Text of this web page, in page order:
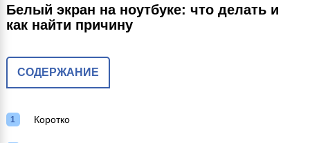
Белый экран на ноутбуке: что делать и
как найти причину
СОДЕРЖАНИЕ
Коротко